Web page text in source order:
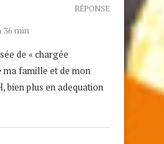
36 min
de « chargée
ma famille et de mon
bien plus en adequation
RÉPONSE